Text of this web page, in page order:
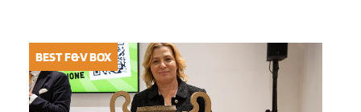
BEST F&V BOX